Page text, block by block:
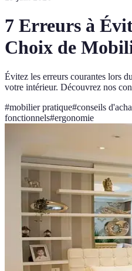
7 Erreurs à
Choix de
Évitez les erreurs courantes lors
votre intérieur. Découvrez nos
#mobilier pratique#conseils
fonctionnels#ergonomie